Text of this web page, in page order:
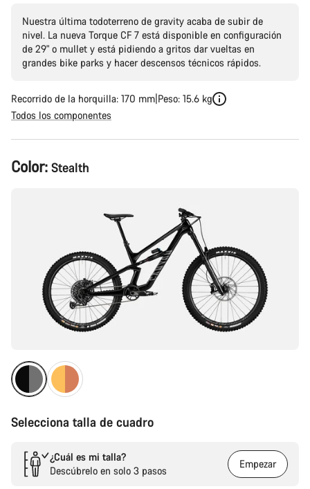
Nuestra última todoterreno de gravity acaba de subir de
nivel. La nueva Torque CF 7 está disponible en configuración
de 29" o mullet y está pidiendo a gritos dar vueltas en
grandes bike parks y hacer descensos técnicos rápidos.
Recorrido de la horquilla: 170 mm Peso: 15.6 kg
Todos los componentes
Configuración
del
Color: Stealth
Selecciona talla de cuadro
¿Cuál es mi talla?
Descúbrelo en solo 3 pasos
Empezar